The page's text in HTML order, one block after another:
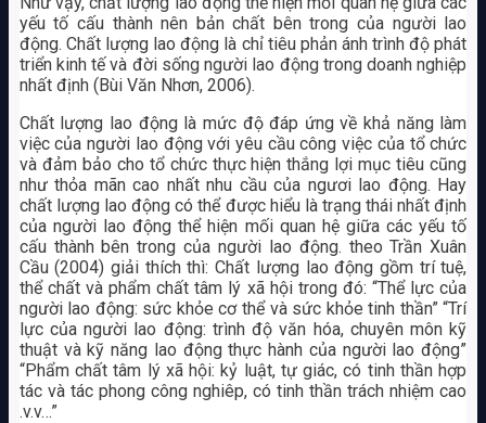
yếu tố cấu thành nên bản chất bên trong của người lao
động. Chất lượng lao động là chỉ tiêu phản ánh trình độ phát
triển kinh tế và đời sống người lao động trong doanh nghiệp
nhất định (Bùi Văn Nhơn, 2006).
Chất lượng lao động là mức độ đáp ứng về khả năng làm
việc của người lao động với yêu cầu công việc của tổ chức
và đảm bảo cho tổ chức thực hiện thắng lợi mục tiêu cũng
như thỏa mãn cao nhất nhu cầu của ngươi lao động. Hay
chất lượng lao động có thể được hiểu là trạng thái nhất định
của người lao động thể hiện mối quan hệ giữa các yếu tố
cấu thành bên trong của người lao động. theo Trần Xuân
Cầu (2004) giải thích thì: Chất lượng lao động gồm trí tuệ,
thể chất và phẩm chất tâm lý xã hội trong đó: “Thể lực của
người lao động: sức khỏe cơ thể và sức khỏe tinh thần” “Trí
lực của người lao động: trình độ văn hóa, chuyên môn kỹ
thuật và kỹ năng lao động thực hành của người lao động”
“Phẩm chất tâm lý xã hội: kỷ luật, tự giác, có tinh thần hợp
tác và tác phong công nghiêp, có tinh thần trách nhiệm cao
.v.v…”